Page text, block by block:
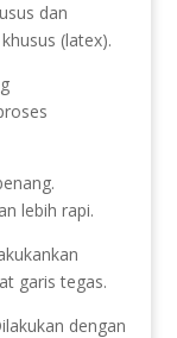
dan
(latex).
lebih rapi.
garis tegas.
dengan